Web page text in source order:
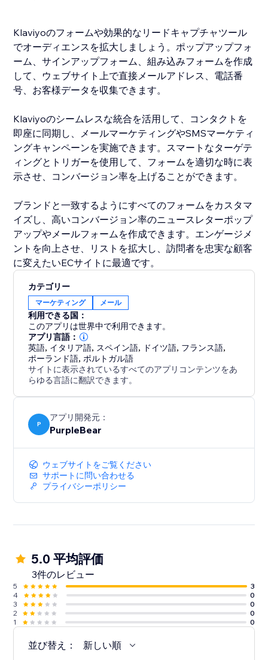
Klaviyoのフォームや効果的なリードキャプチャツール
でオーディエンスを拡大しましょう。ポップアップフォ
ーム、サインアップフォーム、組み込みフォームを作成
して、ウェブサイト上で直接メールアドレス、電話番
号、お客様データを収集できます。
Klaviyoのシームレスな統合を活用して、コンタクトを
即座に同期し、メールマーケティングやSMSマーケティ
ングキャンペーンを実施できます。スマートなターゲテ
ィングとトリガーを使用して、フォームを適切な時に表
示させ、コンバージョン率を上げることができます。
ブランドと一致するようにすべてのフォームをカスタマ
イズし、高いコンバージョン率のニュースレターポップ
アップやメールフォームを作成できます。エンゲージメ
ントを向上させ、リストを拡大し、訪問者を忠実な顧客
に変えたいECサイトに最適です。
カテゴリー
マーケティング メール
利用できる国：
このアプリは世界中で利用できます。
アプリ言語：
英語, イタリア語, スペイン語, ドイツ語, フランス語,
ポーランド語, ポルトガル語
サイトに表示されているすべてのアプリコンテンツをあ
らゆる言語に翻訳できます。
P
アプリ開発元：
PurpleBear
ウェブサイトをご覧ください
サポートに問い合わせる
プライバシーポリシー
5.0 平均評価
3件のレビュー
5
3
4
0
3
0
2
0
1
0
並び替え： 新しい順